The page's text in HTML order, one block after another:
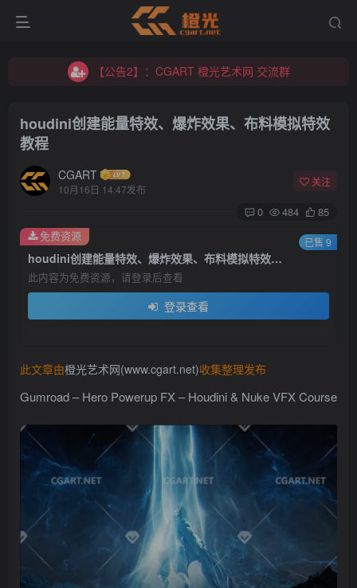
【公告2】：CGART 橙光艺术网 交流群
【公告2】：CGART 橙光艺术网 交流群
houdini创建能量特效、爆炸效果、布料模拟特效
教程
CGART
10月16日 14:47发布
关注
0 484 85
houdini创建能量特效、爆炸效果、布料模拟特效教程
此内容为免费资源，请登录后查看
登录查看
免费资源 已售 9
此文章由橙光艺术网(www.cgart.net)收集整理发布
Gumroad – Hero Powerup FX – Houdini & Nuke VFX Course
登录
没有账号？立即注册
用户名/手机号/邮箱
记住登录 找回密码
社交账号登录
QQ登录